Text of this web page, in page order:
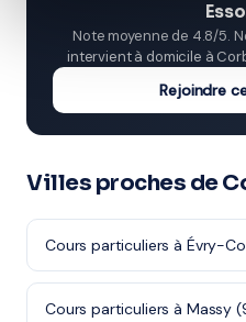
Note moyenne de 4.8/5.
intervient à domicile à
Rejoindre
Villes proches de
Cours particuliers à Évry-
Cours particuliers à Massy